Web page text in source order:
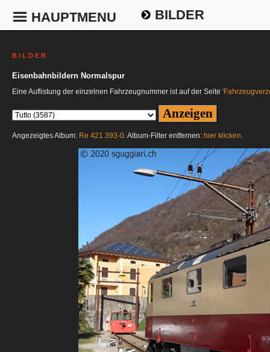
HAUPTMENU BILDER
B I L D E R
Eisenbahnbildern Normalspur
Eine Auflistung der einzelnen Fahrzeugnummer ist auf der Seite
Angezeigtes Album: Re 421 393-0. Album-Filter entfernen: hier klicken.